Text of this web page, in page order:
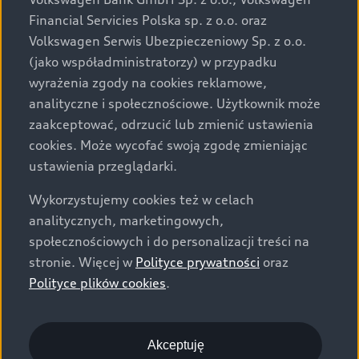
za dopłatą. Wiążące ustalenie ceny, wyposażenia i
specyfikacji pojazdu następują w umowie sprzedaży, a
określenie parametrów technicznych zawiera
świadectwo homologacji typu pojazdu. Zastrzegamy
sobie prawo do zmian i pomyłek. Wszelkie informacje
prezentowane na stronie są aktualne na dzień ich
zamieszczania. W celu uzyskania najnowszych
informacji prosimy kontaktować się z Partnerem Marki
Audi.
Wszystkie produkowane obecnie samochody marki Audi
są wykonywane z materiałów spełniających pod
względem możliwości odzysku i recyklingu wymagania
określone w normie ISO 22628 i są zgodne z
europejskimi świadectwami homologacji wydanymi wg
o.o. podlega obowiązkowi zapewnienia wszystkim
użytkownikom samochodów marki Volkswagen sieci
Financial Servicies Polska sp. z o.o. oraz
Volkswagen Serwis Ubezpieczeniowy Sp. z o.o.
(jako współadministratorzy) w przypadku
wyrażenia zgody na cookies reklamowe,
analityczne i społecznościowe. Użytkownik może
zaakceptować, odrzucić lub zmienić ustawienia
cookies. Może wycofać swoją zgodę zmieniając
ustawienia przeglądarki.
Wykorzystujemy cookies też w celach
analitycznych, marketingowych,
społecznościowych i do personalizacji treści na
stronie. Więcej w Polityce prywatności oraz
Polityce plików cookies.
Akceptuję